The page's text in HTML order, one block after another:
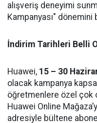
alışveriş deneyimi
Kampanyası" dönemini
İndirim Tarihleri Belli
Huawei, 15 – 30
olacak kampanya
öğretmenlere özel çok
Huawei Online
adresiyle bültene